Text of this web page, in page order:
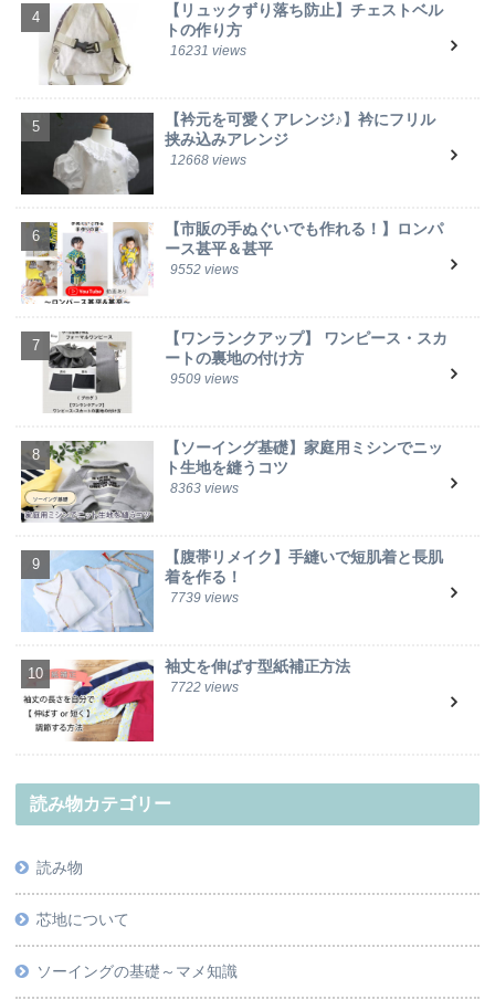
【リュックずり落ち防止】チェストベル
トの作り方
16231 views
【衿元を可愛くアレンジ♪】衿にフリル
挟み込みアレンジ
12668 views
【市販の手ぬぐいでも作れる！】ロンパ
ース甚平＆甚平
9552 views
【ワンランクアップ】 ワンピース・スカ
ートの裏地の付け方
9509 views
【ソーイング基礎】家庭用ミシンでニッ
ト生地を縫うコツ
8363 views
【腹帯リメイク】手縫いで短肌着と長肌
着を作る！
7739 views
袖丈を伸ばす型紙補正方法
7722 views
読み物カテゴリー
読み物
芯地について
ソーイングの基礎～マメ知識